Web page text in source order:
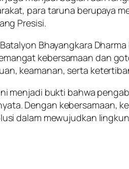
para taruna berupaya
Presisi.
Batalyon Bhayangkara
kebersamaan dan
keamanan, serta
menjadi bukti bahwa
Dengan kebersamaan,
dalam mewujudkan